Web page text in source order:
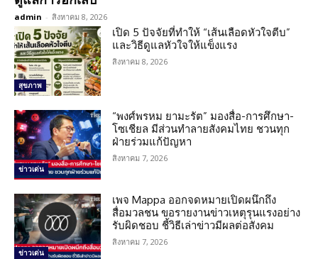
admin - สิงหาคม 8, 2026
สุขภาพ
เปิด 5 ปัจจัยที่ทำให้ “เส้นเลือดหัวใจตีบ”
และวิธีดูแลหัวใจให้แข็งแรง
สิงหาคม 8, 2026
ข่าวเด่น
“พงศ์พรหม ยามะรัต” มองสื่อ-การศึกษา-
โซเชียล มีส่วนทำลายสังคมไทย ชวนทุก
ฝ่ายร่วมแก้ปัญหา
สิงหาคม 7, 2026
ข่าวเด่น
เพจ Mappa ออกจดหมายเปิดผนึกถึง
สื่อมวลชน ขอรายงานข่าวเหตุรุนแรงอย่าง
รับผิดชอบ ชี้วิธีเล่าข่าวมีผลต่อสังคม
สิงหาคม 7, 2026